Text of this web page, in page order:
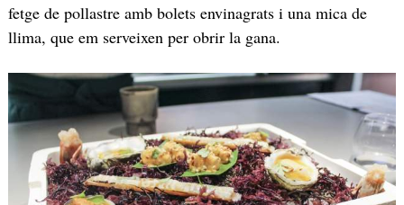
fetge de pollastre amb bolets envinagrats i una mica de
llima, que em serveixen per obrir la gana.